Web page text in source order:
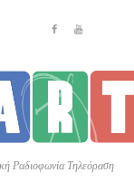
Ραδιοφωνία Τηλεόραση